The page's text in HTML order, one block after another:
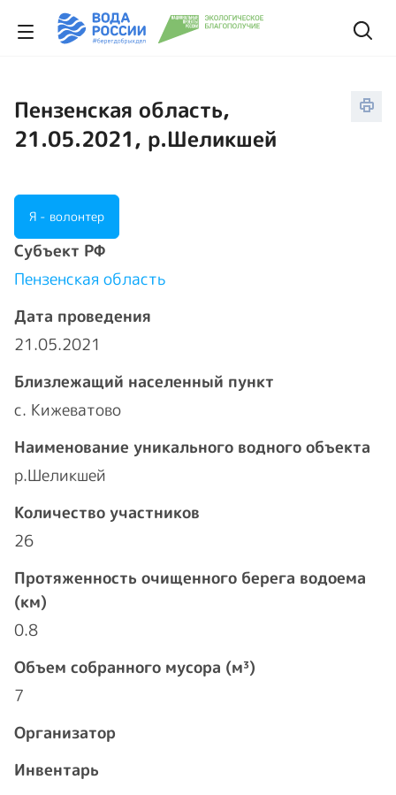
Пензенская область,
21.05.2021, р.Шеликшей
Я - волонтер
Cубъект РФ
Пензенская область
Дата проведения
21.05.2021
Близлежащий населенный пункт
с. Кижеватово
Наименование уникального водного объекта
р.Шеликшей
Количество участников
26
Протяженность очищенного берега водоема
(км)
0.8
Объем собранного мусора (м³)
7
Организатор
Инвентарь